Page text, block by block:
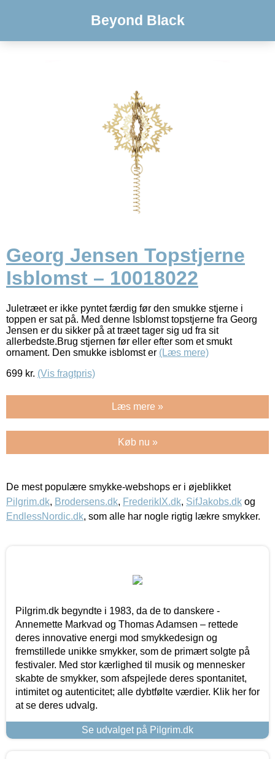
Beyond Black
Georg Jensen Topstjerne
Isblomst – 10018022
Juletræet er ikke pyntet færdig før den smukke stjerne i
toppen er sat på. Med denne Isblomst topstjerne fra Georg
Jensen er du sikker på at træet tager sig ud fra sit
allerbedste.Brug stjernen før eller efter som et smukt
ornament. Den smukke isblomst er (Læs mere)
699 kr. (Vis fragtpris)
Læs mere »
Køb nu »
De mest populære smykke-webshops er i øjeblikket
Pilgrim.dk, Brodersens.dk, FrederikIX.dk, SifJakobs.dk og
EndlessNordic.dk, som alle har nogle rigtig lækre smykker.
Pilgrim.dk begyndte i 1983, da de to danskere -
Annemette Markvad og Thomas Adamsen – rettede
deres innovative energi mod smykkedesign og
fremstillede unikke smykker, som de primært solgte på
festivaler. Med stor kærlighed til musik og mennesker
skabte de smykker, som afspejlede deres spontanitet,
intimitet og autenticitet; alle dybtfølte værdier. Klik her for
at se deres udvalg.
Se udvalget på Pilgrim.dk